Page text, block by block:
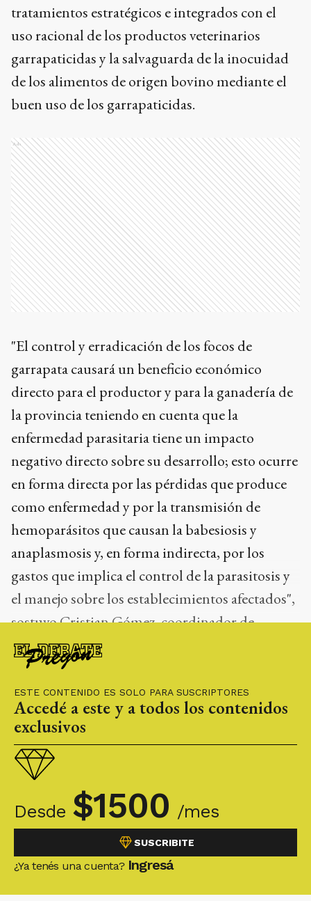
ESTE CONTENIDO ES SOLO PARA SUSCRIPTORES
Accedé a este y a todos los contenidos
exclusivos
Desde $1500 /mes
SUSCRIBITE
¿Ya tenés una cuenta? Ingresá
tratamientos estratégicos e integrados con el
uso racional de los productos veterinarios
garrapaticidas y la salvaguarda de la inocuidad
de los alimentos de origen bovino mediante el
buen uso de los garrapaticidas.
Ads
"El control y erradicación de los focos de
garrapata causará un beneficio económico
directo para el productor y para la ganadería de
la provincia teniendo en cuenta que la
enfermedad parasitaria tiene un impacto
negativo directo sobre su desarrollo; esto ocurre
en forma directa por las pérdidas que produce
como enfermedad y por la transmisión de
hemoparásitos que causan la babesiosis y
anaplasmosis y, en forma indirecta, por los
gastos que implica el control de la parasitosis y
el manejo sobre los establecimientos afectados",
sostuvo Cristian Gómez, coordinador de
Sanidad Animal del Centro Regional Entre
Ríos del Senasa.